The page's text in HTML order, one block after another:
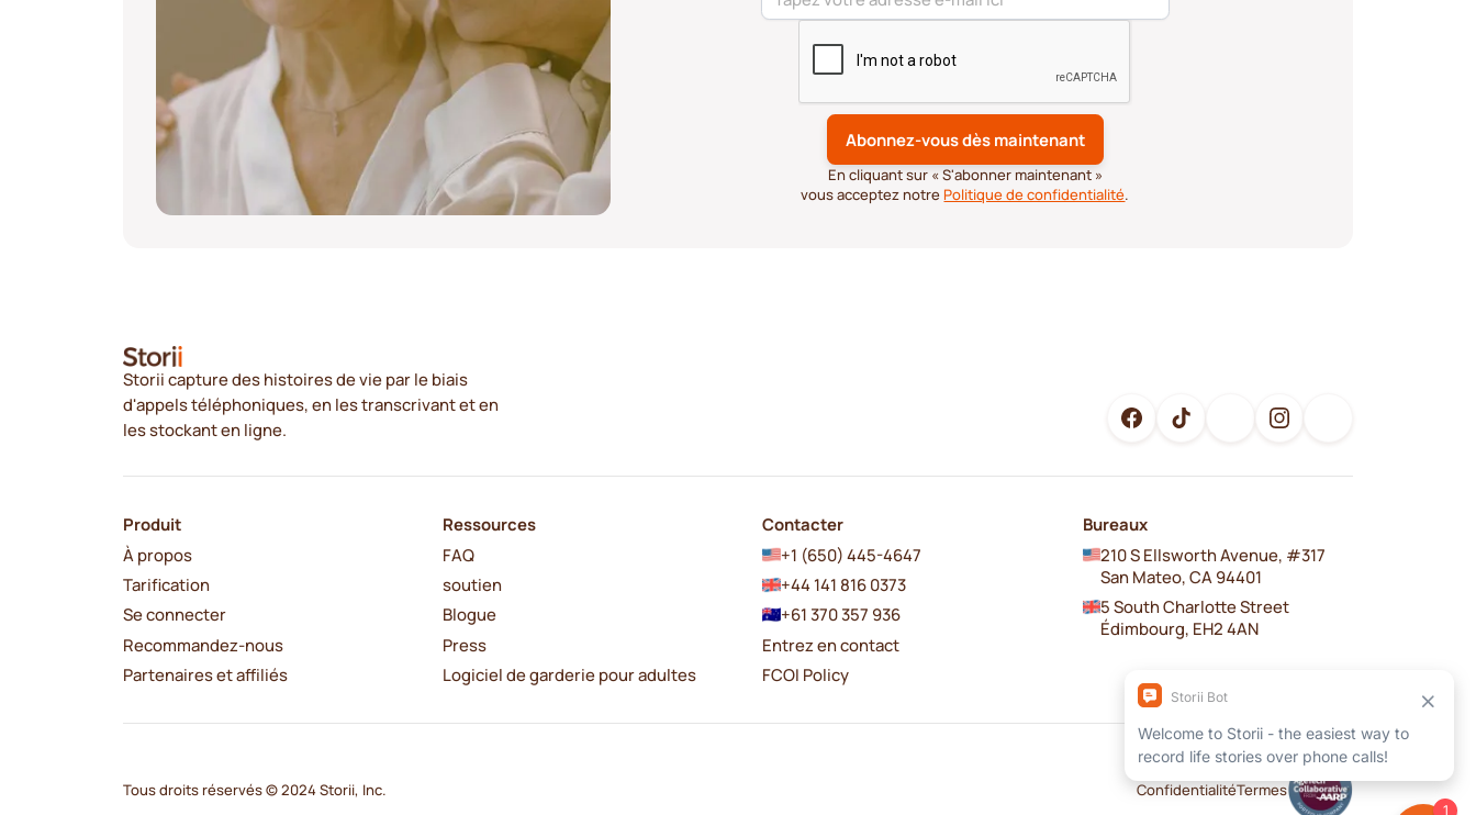
En cliquant sur « S'abonner maintenant »
vous acceptez notre Politique de confidentialité.
Storii capture des histoires de vie par le biais
d'appels téléphoniques, en les transcrivant et en
les stockant en ligne.
Produit
À propos
Tarification
Se connecter
Recommandez-nous
Partenaires et affiliés
Ressources
FAQ
soutien
Blogue
Press
Logiciel de garderie pour adultes
Contacter
+1 (650) 445-4647
+44 141 816 0373
+61 370 357 936
Entrez en contact
FCOI Policy
Bureaux
210 S Ellsworth Avenue, #317
San Mateo, CA 94401
5 South Charlotte Street
Édimbourg, EH2 4AN
Tous droits réservés © 2024 Storii, Inc. ConfidentialitéTermes